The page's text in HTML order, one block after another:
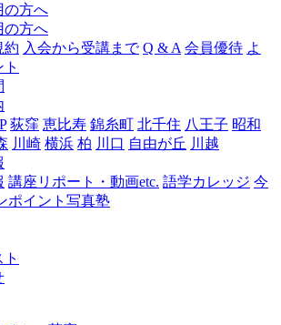
ャ
窪
の方へ
の方へ
約 入会から受講まで Q & A 会員優待 よ
荻窪 恵比寿 錦糸町 北千住 八王子 昭和
川崎 横浜 柏 川口 自由が丘 川越
講座リポート・動画etc. 語学カレッジ 今
ポイント写真塾